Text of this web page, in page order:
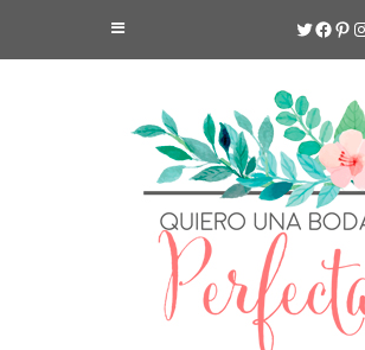
Twitter